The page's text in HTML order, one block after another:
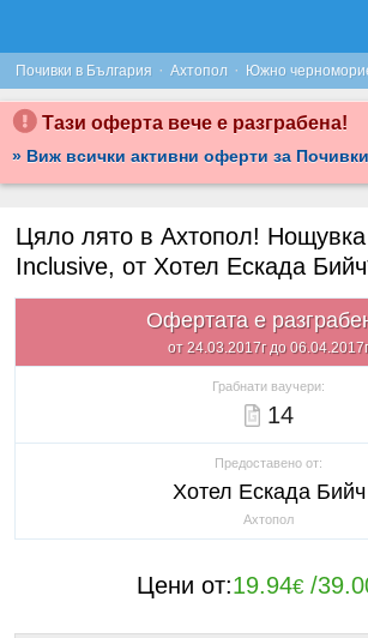
Почивки в България · Ахтопол · Южно
Тази оферта вече е разграбена!
» Виж всички активни оферти за Почивки
Цяло лято в Ахтопол! Нощувка
Inclusive, от Хотел Ескада
Офертата е
от 24.03.2017г до 06.04.2017г
Грабнати ваучери:
14
Предоставено от:
Хотел Ескада Бийч
Ахтопол
Цени от:19.94€ /